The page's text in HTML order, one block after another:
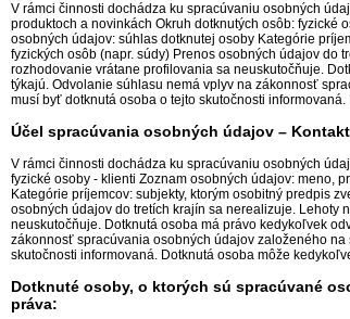
V rámci činnosti dochádza ku spracúvaniu osobných
produktoch a novinkách Okruh dotknutých osôb: fyzické
osobných údajov: súhlas dotknutej osoby Kategórie
fyzických osôb (napr. súdy) Prenos osobných údajov do
rozhodovanie vrátane profilovania sa neuskutočňuje.
týkajú. Odvolanie súhlasu nemá vplyv na zákonnosť
musí byť dotknutá osoba o tejto skutočnosti
Účel spracúvania osobných údajov –
V rámci činnosti dochádza ku spracúvaniu osobných
fyzické osoby - klienti Zoznam osobných údajov: meno,
Kategórie príjemcov: subjekty, ktorým osobitný predpis
osobných údajov do tretích krajín sa nerealizuje. Lehoty
neuskutočňuje. Dotknutá osoba má právo kedykoľvek
zákonnosť spracúvania osobných údajov založeného
skutočnosti informovaná. Dotknutá osoba môže
Dotknuté osoby, o ktorých sú spracúvané
práva: